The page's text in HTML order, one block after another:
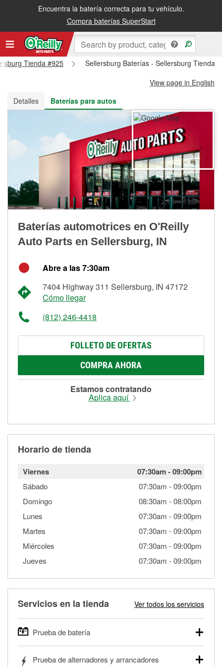
Encuentra la batería correcta para tu vehículo.
Compra baterías SuperStart
Recibe tu orden gratis al día siguiente o recógela en la tienda
Tienda #925
Sellersburg Baterías - Sellersburg Tienda
View page in English
Detalles
Baterías para autos
Baterías automotrices en O'Reilly
Auto Parts en Sellersburg, IN
Abre a las 7:30am
7404 Highway 311 Sellersburg, IN 47172
Cómo llegar
(812) 246-4418
FOLLETO DE OFERTAS
COMPRA AHORA
Estamos contratando
Aplica aquí
Horario de tienda
Viernes 07:30am-09:00pm
Sábado 07:30am -09:00pm
Domingo
08:30am -08:00pm
Lunes
07:30am -09:00pm
Martes
07:30am -09:00pm
Miércoles
07:30am -09:00pm
Jueves
07:30am -09:00pm
Servicios en la tienda Ver todos los servicios
Prueba de batería
autos, camionetas, SUVs, vehículos comerciales y
Prueba de alternadores y arrancadores